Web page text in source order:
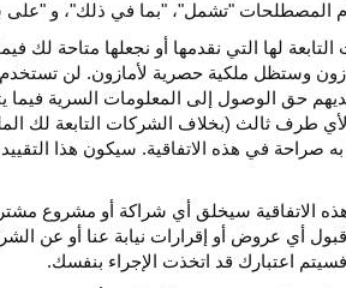
المصطلحات "تشمل"، "بما في ذلك"، و "على
لها التي نقدمها أو نجعلها متاحة لك
ملكية حصرية لأمازون. لن تستخدم
حق الوصول إلى المعلومات السرية
طرف ثالث (بخلاف الشركات التابعة لك
صراحة في هذه الاتفاقية. سيكون هذا
الاتفاقية سيخلق أي شراكة أو مشروع
قبول أي عروض أو إقرارات نيابة عنا أو عن
فسيتم اعتبارك قد اتخذت الإجراء بنفسك.